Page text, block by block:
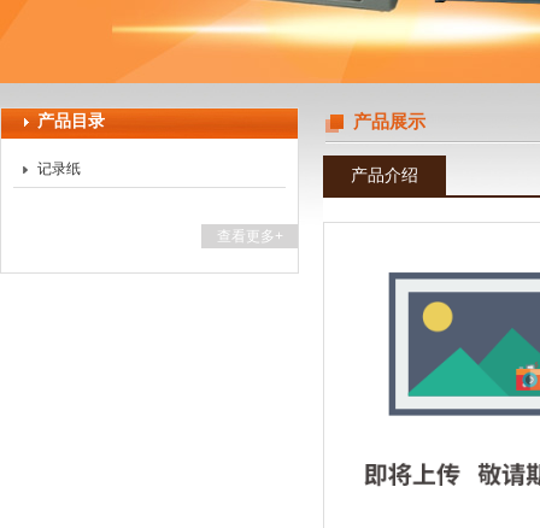
产品目录
记录纸
查看更多+
产品展示
产品介绍